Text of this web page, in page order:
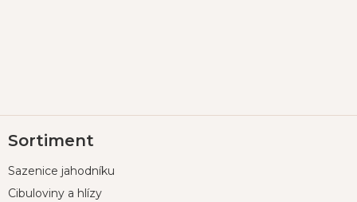
á
a
Sortiment
Sazenice jahodníku
Cibuloviny a hlízy